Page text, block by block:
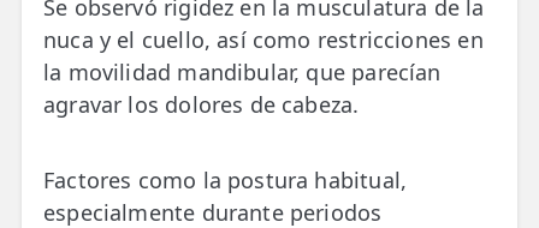
Se observó rigidez en la musculatura de la
nuca y el cuello, así como restricciones en
la movilidad mandibular, que parecían
agravar los dolores de cabeza.
Factores como la postura habitual,
especialmente durante periodos